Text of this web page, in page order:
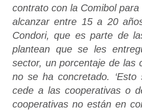
contrato con la Comibol
alcanzar entre 15 a 20
Condori, que es parte de
plantean que se les
sector, un porcentaje de las
no se ha concretado.
cede a las cooperativas o
cooperativas no están en